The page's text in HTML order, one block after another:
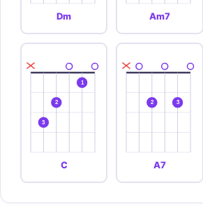
Dm Am7
3
2
1
C
2 3
A7